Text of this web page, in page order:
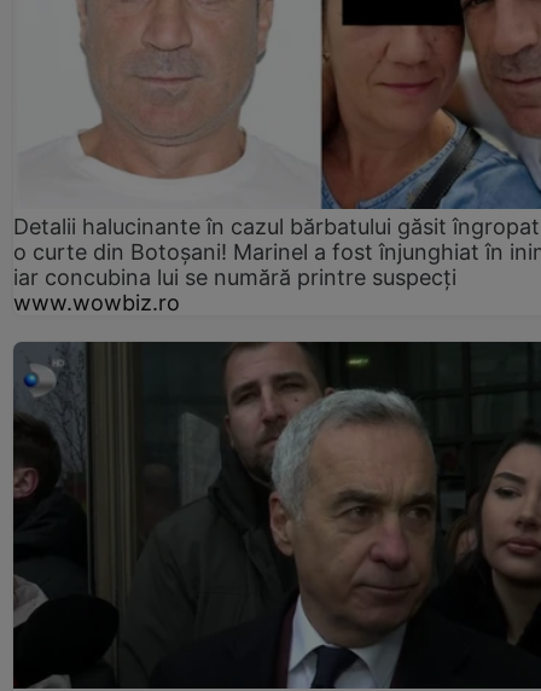
Detalii halucinante în cazul bărbatului găsit
o curte din Botoșani! Marinel a fost înjunghiat în
iar concubina lui se numără printre suspecți
www.wowbiz.ro